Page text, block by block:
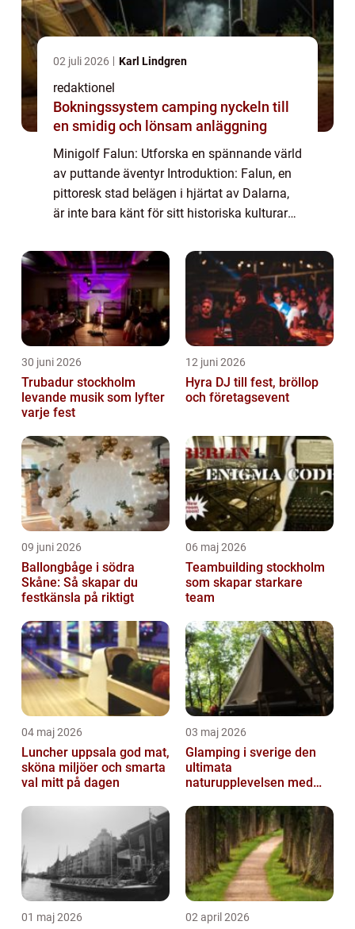
02 juli 2026 Karl Lindgren
redaktionel
Bokningssystem camping nyckeln till
en smidig och lönsam anläggning
Minigolf Falun: Utforska en spännande värld
av puttande äventyr Introduktion: Falun, en
pittoresk stad belägen i hjärtat av Dalarna,
är inte bara känt för sitt historiska kulturarv
hem till ett fantastiskt utbu...
30 juni 2026
Trubadur stockholm
levande musik som lyfter
varje fest
12 juni 2026
Hyra DJ till fest, bröllop
och företagsevent
09 juni 2026
Ballongbåge i södra
Skåne: Så skapar du
festkänsla på riktigt
06 maj 2026
Teambuilding stockholm
som skapar starkare
team
04 maj 2026
Luncher uppsala god mat,
sköna miljöer och smarta
val mitt på dagen
03 maj 2026
Glamping i sverige den
ultimata
naturupplevelsen med
01 maj 2026 02 april 2026